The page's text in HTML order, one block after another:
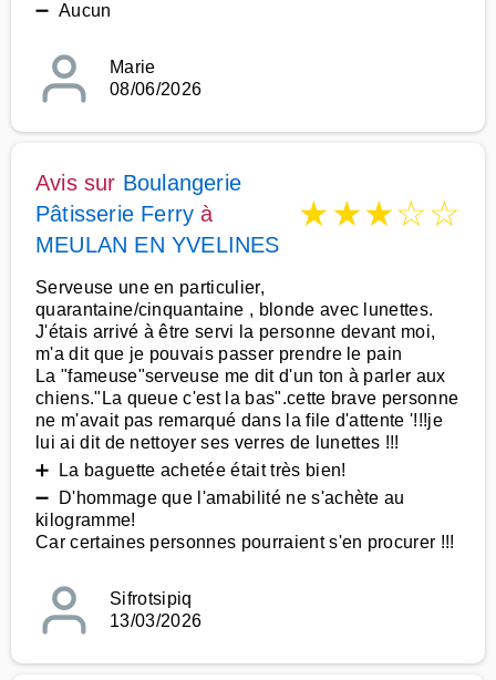
➖ Aucun
Marie
08/06/2026
Avis sur Boulangerie
Pâtisserie Ferry à
MEULAN EN YVELINES
★★★☆☆
Serveuse une en particulier,
quarantaine/cinquantaine , blonde avec lunettes.
J'étais arrivé à être servi la personne devant moi,
m'a dit que je pouvais passer prendre le pain
La "fameuse"serveuse me dit d'un ton à parler aux
chiens."La queue c'est la bas".cette brave personne
ne m'avait pas remarqué dans la file d'attente '!!!je
lui ai dit de nettoyer ses verres de lunettes !!!
➕ La baguette achetée était très bien!
➖ D'hommage que l'amabilité ne s'achète au
kilogramme!
Car certaines personnes pourraient s'en procurer !!!
Sifrotsipiq
13/03/2026